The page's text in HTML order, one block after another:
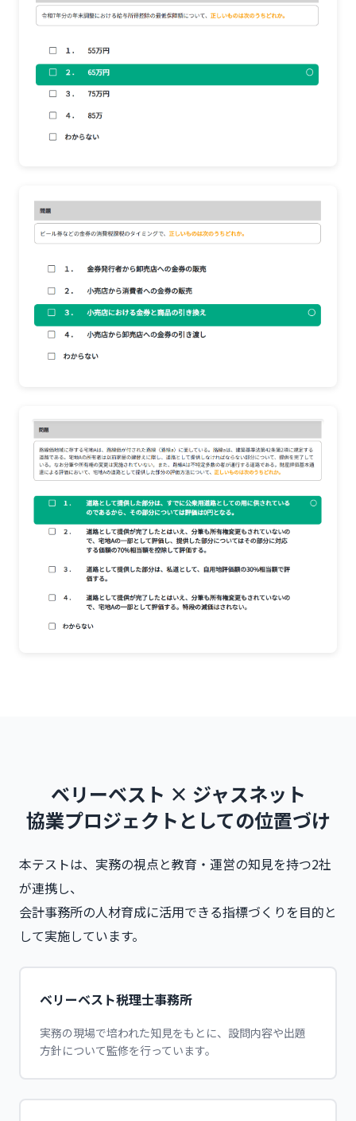
ベリーベスト × ジャスネット
協業プロジェクトとしての位置づけ
本テストは、実務の視点と教育・運営の知見を持つ2社
が連携し、
会計事務所の人材育成に活用できる指標づくりを目的と
して実施しています。
ベリーベスト税理士事務所
実務の現場で培われた知見をもとに、設問内容や出題
方針について監修を行っています。